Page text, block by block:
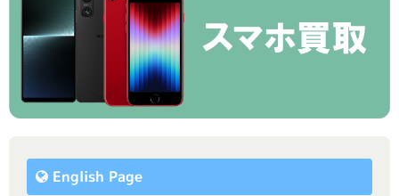
English Page